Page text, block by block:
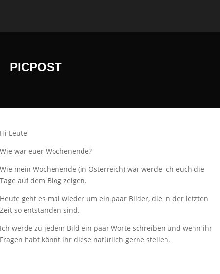
PICPOST
Hi Leute
Wie war euer Wochenende?
Wie mein Wochenende (in Österreich) war werde ich euch die
Tage auf dem Blog zeigen.
Heute geht es mal wieder um ein paar Bilder, die in der letzten
Zeit so entstanden sind.
Ich werde zu jedem Bild ein paar Worte schreiben und wenn ihr
Fragen habt könnt ihr diese natürlich gerne stellen.